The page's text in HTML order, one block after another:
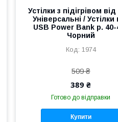
Устілки з підігрівом
Універсальні / Устілки
USB Power Bank р. 40-
Чорний
1974
509 ₴
389 ₴
Готово до відправки
Купити